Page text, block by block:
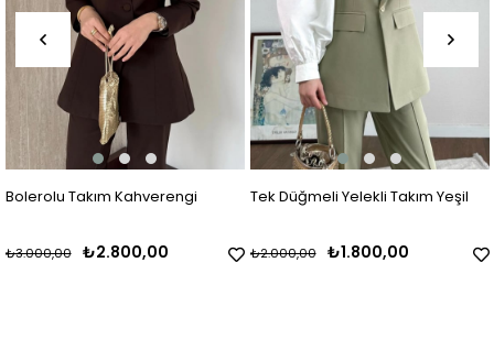
Bolerolu Takım Kahverengi
₺2.800,00
₺3.000,00
Tek Düğmeli Yelekli Takım Yeşil
₺1.800,00
₺2.000,00